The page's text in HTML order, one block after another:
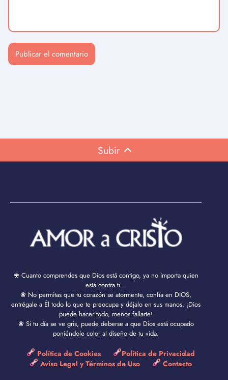
Subir
❀ Cuanto comprendes que Dios está contigo, ya no importa quien
está contra ti...
❀ No permitas que tu corazón se atormente, confía en DIOS,
entrégale a Él todo lo que te preocupa y déjalo en sus manos. ¡Dios
puede hacer todo, menos fallarte!
❀ Si tu día se ve gris, puede deberse a que Dios está ocupado
poniéndole color al diseño de tu vida.
Política de Cookies
Política de Privacidad
Aviso Legal y Términos de Uso
Contacto